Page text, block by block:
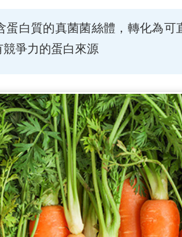
蛋白質的真菌菌絲體，轉化為可
爭力的蛋白來源